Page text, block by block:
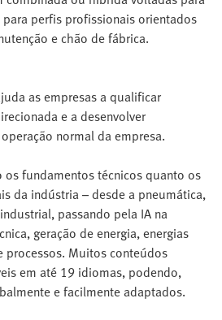
perfis profissionais orientados
e chão de fábrica.
as empresas a qualificar
e a desenvolver
normal da empresa.
os fundamentos técnicos quanto os
da indústria – desde a pneumática,
passando pela IA na
geração de energia, energias
processos. Muitos conteúdos
em até 19 idiomas, podendo,
e facilmente adaptados.